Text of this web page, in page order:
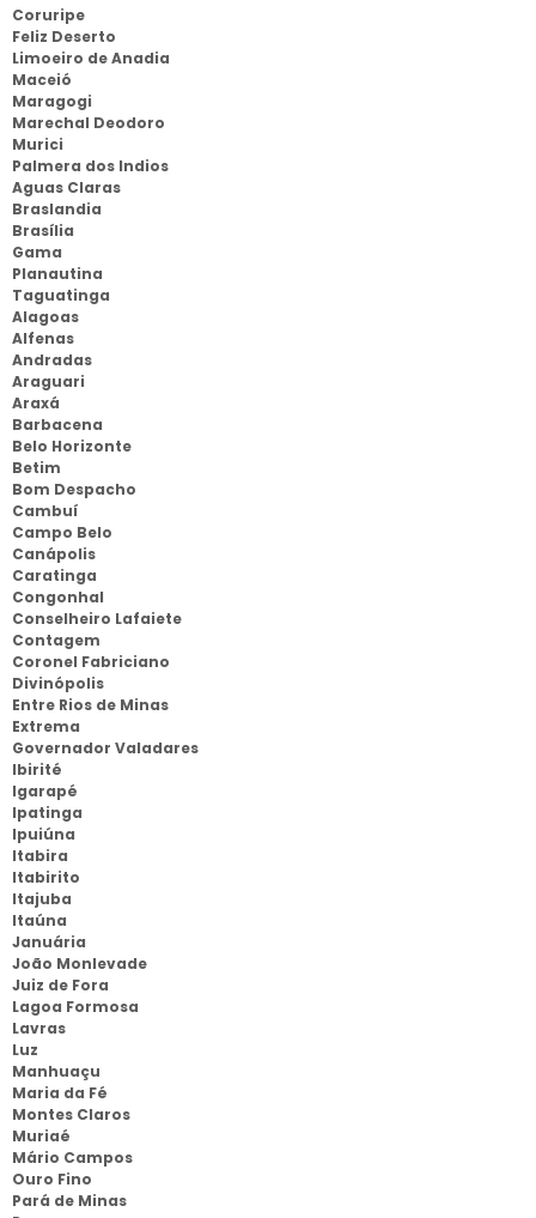
Coruripe
Feliz Deserto
Limoeiro de Anadia
Maceió
Maragogi
Marechal Deodoro
Murici
Palmera dos Indios
Aguas Claras
Braslandia
Brasília
Gama
Planautina
Taguatinga
Alagoas
Alfenas
Andradas
Araguari
Araxá
Barbacena
Belo Horizonte
Betim
Bom Despacho
Cambuí
Campo Belo
Canápolis
Caratinga
Congonhal
Conselheiro Lafaiete
Contagem
Coronel Fabriciano
Divinópolis
Entre Rios de Minas
Extrema
Governador Valadares
Ibirité
Igarapé
Ipatinga
Ipuiúna
Itabira
Itabirito
Itajuba
Itaúna
Januária
João Monlevade
Juiz de Fora
Lagoa Formosa
Lavras
Luz
Manhuaçu
Maria da Fé
Montes Claros
Muriaé
Mário Campos
Ouro Fino
Pará de Minas